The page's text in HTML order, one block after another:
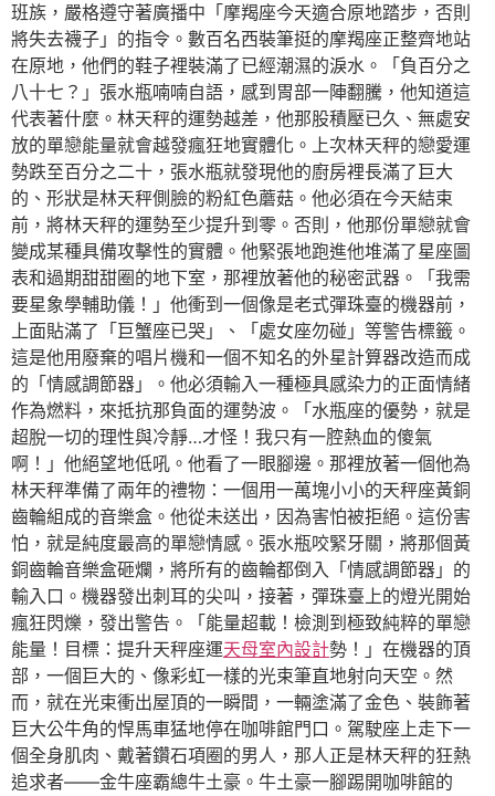
班族，嚴格遵守著廣播中「摩羯座今天適合原地踏步，否則
將失去襪子」的指令。數百名西裝筆挺的摩羯座正整齊地站
在原地，他們的鞋子裡裝滿了已經潮濕的淚水。「負百分之
八十七？」張水瓶喃喃自語，感到胃部一陣翻騰，他知道這
代表著什麼。林天秤的運勢越差，他那股積壓已久、無處安
放的單戀能量就會越發瘋狂地實體化。上次林天秤的戀愛運
勢跌至百分之二十，張水瓶就發現他的廚房裡長滿了巨大
的、形狀是林天秤側臉的粉紅色蘑菇。他必須在今天結束
前，將林天秤的運勢至少提升到零。否則，他那份單戀就會
變成某種具備攻擊性的實體。他緊張地跑進他堆滿了星座圖
表和過期甜甜圈的地下室，那裡放著他的秘密武器。「我需
要星象學輔助儀！」他衝到一個像是老式彈珠臺的機器前，
上面貼滿了「巨蟹座已哭」、「處女座勿碰」等警告標籤。
這是他用廢棄的唱片機和一個不知名的外星計算器改造而成
的「情感調節器」。他必須輸入一種極具感染力的正面情緒
作為燃料，來抵抗那負面的運勢波。「水瓶座的優勢，就是
超脫一切的理性與冷靜…才怪！我只有一腔熱血的傻氣
啊！」他絕望地低吼。他看了一眼腳邊。那裡放著一個他為
林天秤準備了兩年的禮物：一個用一萬塊小小的天秤座黃銅
齒輪組成的音樂盒。他從未送出，因為害怕被拒絕。這份害
怕，就是純度最高的單戀情感。張水瓶咬緊牙關，將那個黃
銅齒輪音樂盒砸爛，將所有的齒輪都倒入「情感調節器」的
輸入口。機器發出刺耳的尖叫，接著，彈珠臺上的燈光開始
瘋狂閃爍，發出警告。「能量超載！檢測到極致純粹的單戀
能量！目標：提升天秤座運天母室內設計勢！」在機器的頂
部，一個巨大的、像彩虹一樣的光束筆直地射向天空。然
而，就在光束衝出屋頂的一瞬間，一輛塗滿了金色、裝飾著
巨大公牛角的悍馬車猛地停在咖啡館門口。駕駛座上走下一
個全身肌肉、戴著鑽石項圈的男人，那人正是林天秤的狂熱
追求者——金牛座霸總牛土豪。牛土豪一腳踢開咖啡館的